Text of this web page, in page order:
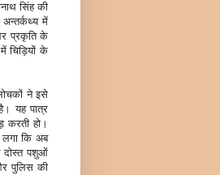
सिंह की
में
प्रकृति के
चिड़ियों के
ने इसे
यह पात्र
करती हो।
कि अब
दोस्त पशुओं
पुलिस की